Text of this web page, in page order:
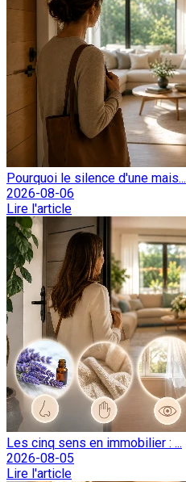
Pourquoi le silence d'une mais...
2026-08-06
Lire l'article
Les cinq sens en immobilier : ...
2026-08-05
Lire l'article